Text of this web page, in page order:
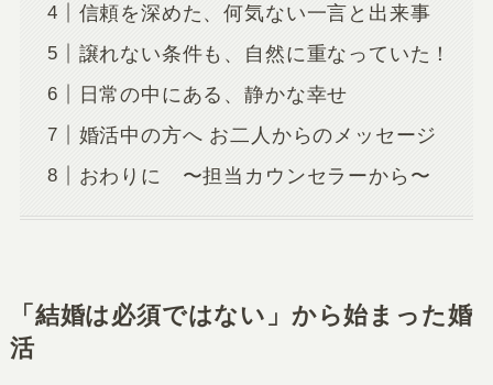
信頼を深めた、何気ない一言と出来事
譲れない条件も、自然に重なっていた！
日常の中にある、静かな幸せ
婚活中の方へ お二人からのメッセージ
おわりに 〜担当カウンセラーから〜
「結婚は必須ではない」から始まった婚
活